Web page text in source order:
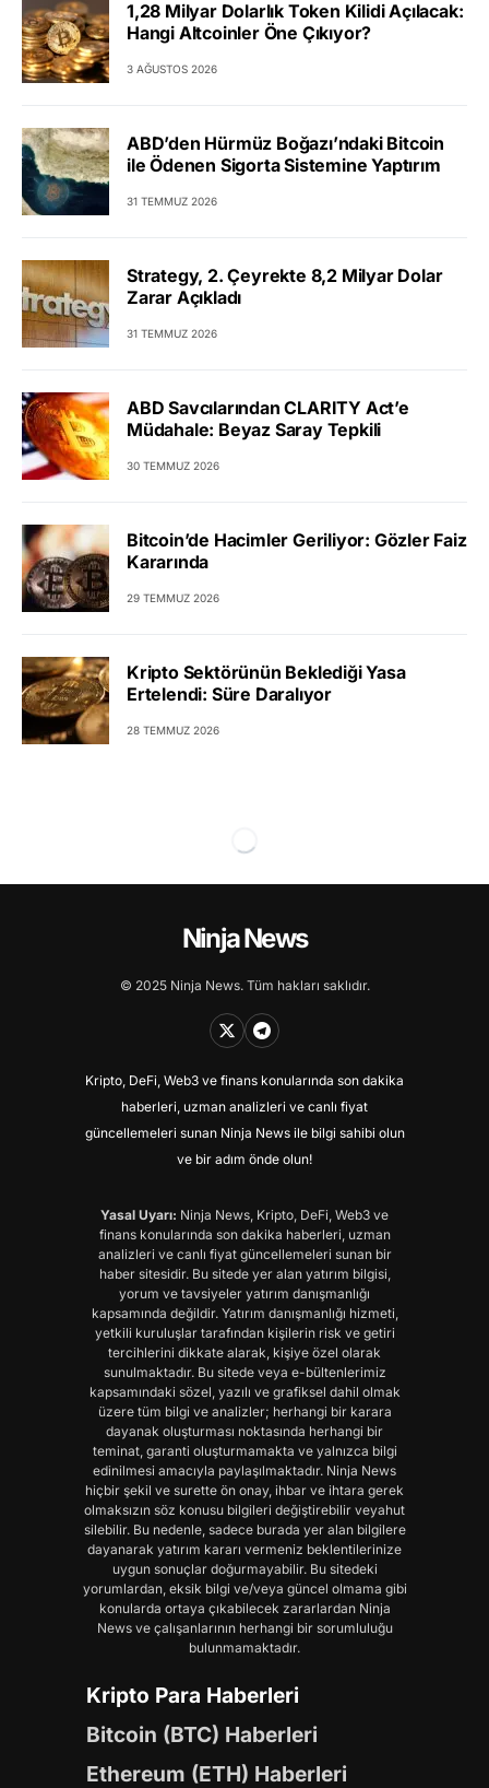
1,28 Milyar Dolarlık Token Kilidi Açılacak:
Hangi Altcoinler Öne Çıkıyor?
3 AĞUSTOS 2026
ABD’den Hürmüz Boğazı’ndaki Bitcoin
ile Ödenen Sigorta Sistemine Yaptırım
31 TEMMUZ 2026
Strategy, 2. Çeyrekte 8,2 Milyar Dolar
Zarar Açıkladı
31 TEMMUZ 2026
ABD Savcılarından CLARITY Act’e
Müdahale: Beyaz Saray Tepkili
30 TEMMUZ 2026
Bitcoin’de Hacimler Geriliyor: Gözler Faiz
Kararında
29 TEMMUZ 2026
Kripto Sektörünün Beklediği Yasa
Ertelendi: Süre Daralıyor
28 TEMMUZ 2026
Ninja News
© 2025 Ninja News. Tüm hakları saklıdır.
Kripto, DeFi, Web3 ve finans konularında son dakika
haberleri, uzman analizleri ve canlı fiyat
güncellemeleri sunan Ninja News ile bilgi sahibi olun
ve bir adım önde olun!
Yasal Uyarı: Ninja News, Kripto, DeFi, Web3 ve
finans konularında son dakika haberleri, uzman
analizleri ve canlı fiyat güncellemeleri sunan bir
haber sitesidir. Bu sitede yer alan yatırım bilgisi,
yorum ve tavsiyeler yatırım danışmanlığı
kapsamında değildir. Yatırım danışmanlığı hizmeti,
yetkili kuruluşlar tarafından kişilerin risk ve getiri
tercihlerini dikkate alarak, kişiye özel olarak
sunulmaktadır. Bu sitede veya e-bültenlerimiz
kapsamındaki sözel, yazılı ve grafiksel dahil olmak
üzere tüm bilgi ve analizler; herhangi bir karara
dayanak oluşturması noktasında herhangi bir
teminat, garanti oluşturmamakta ve yalnızca bilgi
edinilmesi amacıyla paylaşılmaktadır. Ninja News
hiçbir şekil ve surette ön onay, ihbar ve ihtara gerek
olmaksızın söz konusu bilgileri değiştirebilir veyahut
silebilir. Bu nedenle, sadece burada yer alan bilgilere
dayanarak yatırım kararı vermeniz beklentilerinize
uygun sonuçlar doğurmayabilir. Bu sitedeki
yorumlardan, eksik bilgi ve/veya güncel olmama gibi
konularda ortaya çıkabilecek zararlardan Ninja
News ve çalışanlarının herhangi bir sorumluluğu
bulunmamaktadır.
Kripto Para Haberleri
Bitcoin (BTC) Haberleri
Ethereum (ETH) Haberleri